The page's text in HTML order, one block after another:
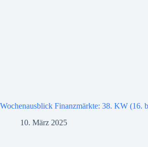
Wochenausblick Finanzmärkte: 38. KW (16.
10. März 2025